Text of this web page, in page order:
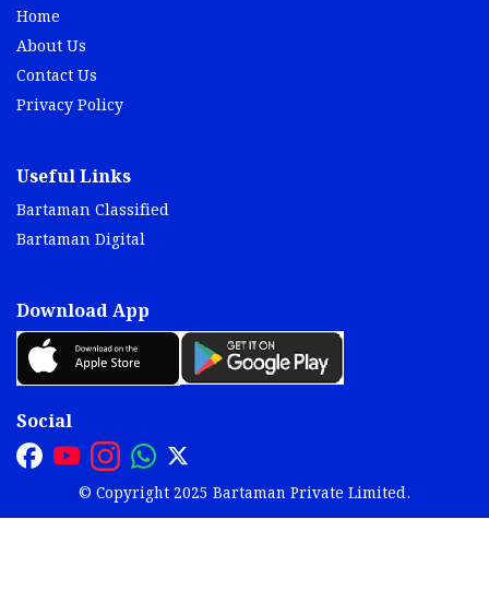
Home
About Us
Contact Us
Privacy Policy
Useful Links
Bartaman Classified
Bartaman Digital
Download App
Social
© Copyright 2025 Bartaman Private Limited.